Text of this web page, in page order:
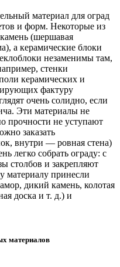
материал для оград
и форм. Некоторые из
(шершавая
а керамические блоки
незаменимы там,
стенки
керамических и
фактуру
очень солидно, если
Эти материалы не
прочности не уступают
заказать
внутри — ровная стена)
легко собрать ограду: с
столбов и закрепляют
материалу принесли
дикий камень, колотая
доска и т. д.) и
материалов